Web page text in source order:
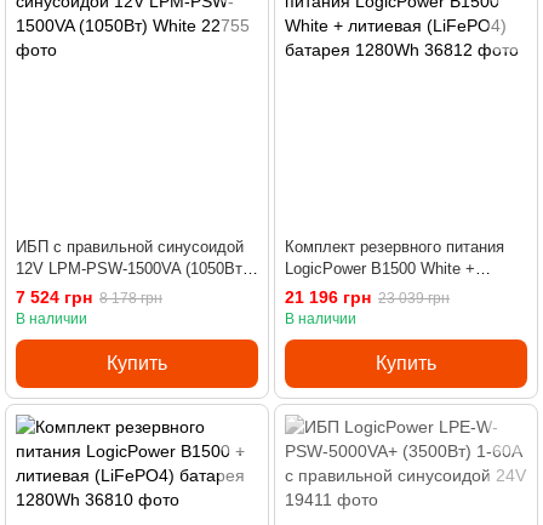
ИБП с правильной синусоидой
12V LPM-PSW-1500VA (1050Вт)
White
7 524 грн 8 178 грн
В наличии
Купить
Комплект резервного питания
LogicPower B1500 White +
литиевая (LiFePO4) батарея
1280Wh
21 196 грн 23 039 грн
В наличии
Купить